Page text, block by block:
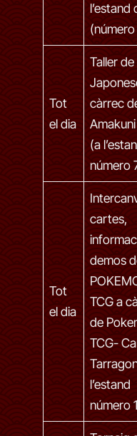
l’estand
(número
Tot
el dia
Taller
càrrec
(a
número
Tot
el dia
cartes,
demos
TCG a
de
TCG-
l’estand
número